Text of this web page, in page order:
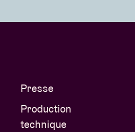
Presse
Production
technique